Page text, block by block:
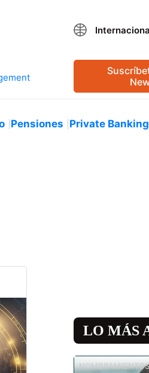
Pensiones Private Banking
LO MÁS
NOMBRAMIENTOS